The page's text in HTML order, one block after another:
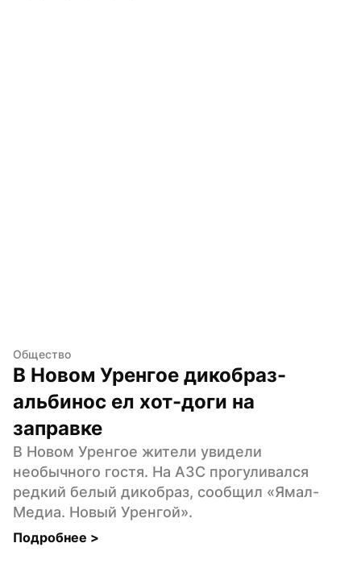
Общество
В Новом Уренгое дикобраз-
альбинос ел хот-доги на
заправке
В Новом Уренгое жители увидели
необычного гостя. На АЗС прогуливался
редкий белый дикобраз, сообщил «Ямал-
Медиа. Новый Уренгой».
Подробнее >